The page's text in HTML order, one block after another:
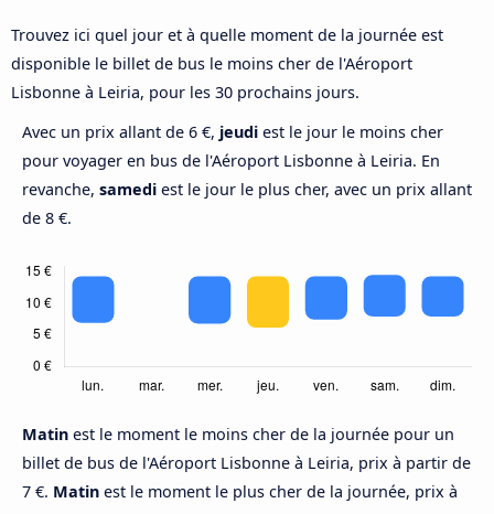
Trouvez ici quel jour et à quelle moment de la journée est
disponible le billet de bus le moins cher de l'Aéroport
Lisbonne à Leiria, pour les 30 prochains jours.
Avec un prix allant de 6 €, jeudi est le jour le moins cher
pour voyager en bus de l'Aéroport Lisbonne à Leiria. En
revanche, samedi est le jour le plus cher, avec un prix allant
de 8 €.
Matin est le moment le moins cher de la journée pour un
billet de bus de l'Aéroport Lisbonne à Leiria, prix à partir de
7 €. Matin est le moment le plus cher de la journée, prix à